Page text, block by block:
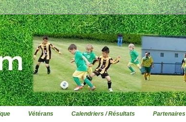
Vétérans Calendriers / Résultats Partenaires